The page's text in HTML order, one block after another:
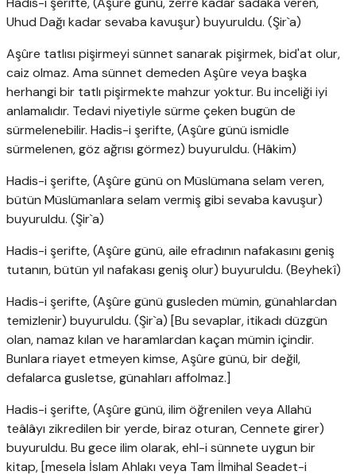
Uhud Dağı kadar sevaba kavuşur) buyuruldu. (Şir`a)
Aşûre tatlısı pişirmeyi sünnet sanarak pişirmek, bid'at olur,
caiz olmaz. Ama sünnet demeden Aşûre veya başka
herhangi bir tatlı pişirmekte mahzur yoktur. Bu inceliği iyi
anlamalıdır. Tedavi niyetiyle sürme çeken bugün de
sürmelenebilir. Hadis-i şerifte, (Aşûre günü ismidle
sürmelenen, göz ağrısı görmez) buyuruldu. (Hâkim)
Hadis-i şerifte, (Aşûre günü on Müslümana selam veren,
bütün Müslümanlara selam vermiş gibi sevaba kavuşur)
buyuruldu. (Şir`a)
Hadis-i şerifte, (Aşûre günü, aile efradının nafakasını geniş
tutanın, bütün yıl nafakası geniş olur) buyuruldu. (Beyhekî)
Hadis-i şerifte, (Aşûre günü gusleden mümin, günahlardan
temizlenir) buyuruldu. (Şir`a) [Bu sevaplar, itikadı düzgün
olan, namaz kılan ve haramlardan kaçan mümin içindir.
Bunlara riayet etmeyen kimse, Aşûre günü, bir değil,
defalarca gusletse, günahları affolmaz.]
Hadis-i şerifte, (Aşûre günü, ilim öğrenilen veya Allahü
teâlâyı zikredilen bir yerde, biraz oturan, Cennete girer)
buyuruldu. Bu gece ilim olarak, ehl-i sünnete uygun bir
kitap, [mesela İslam Ahlakı veya Tam İlmihal Seadet-i